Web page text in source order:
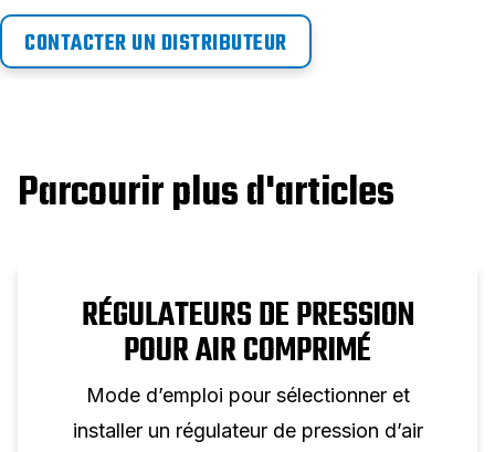
CONTACTER UN DISTRIBUTEUR
Parcourir plus d'articles
RÉGULATEURS DE PRESSION
POUR AIR COMPRIMÉ
Mode d’emploi pour sélectionner et
installer un régulateur de pression d’air